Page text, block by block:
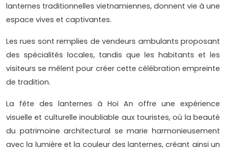
lanternes traditionnelles vietnamiennes, donnent vie à une
espace vives et captivantes.
Les rues sont remplies de vendeurs ambulants proposant
des spécialités locales, tandis que les habitants et les
visiteurs se mêlent pour créer cette célébration empreinte
de tradition.
La fête des lanternes à Hoi An offre une expérience
visuelle et culturelle inoubliable aux touristes, où la beauté
du patrimoine architectural se marie harmonieusement
avec la lumière et la couleur des lanternes, créant ainsi un